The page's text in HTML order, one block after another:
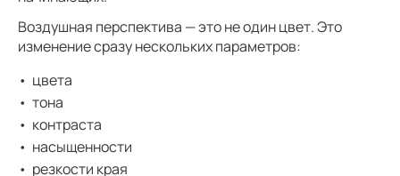
Воздушная перспектива — это не один цвет. Это
изменение сразу нескольких параметров:
цвета
тона
контраста
насыщенности
резкости края